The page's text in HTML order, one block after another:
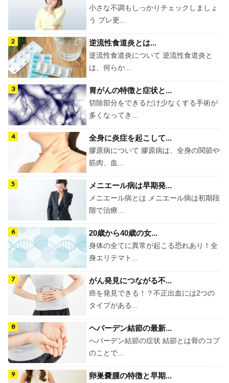
小さな不調もしっかりチェックしましょ
う プレ更...
逆流性食道炎とは...
逆流性食道炎について 逆流性食道炎と
は、何らか...
胃がんの特徴と症状と...
切除部分をできるだけ少なくする手術が
多くなってき...
全身に炎症を起こして...
膠原病について 膠原病は、全身の関節や
筋肉、血...
メニエール病は早期発...
メニエール病とは メニエール病は初期段
階で治療...
20歳から40歳の女...
身体の全てに異常が起こる恐れあり！全
身エリテマト...
がん発見につながる不...
癌を発見できる！？不正出血には2つの
タイプがある...
ヘバーデン結節の最新...
へバーデン結節の症状 結節とは骨のコブ
のことで...
卵巣嚢腫の特徴と早期...